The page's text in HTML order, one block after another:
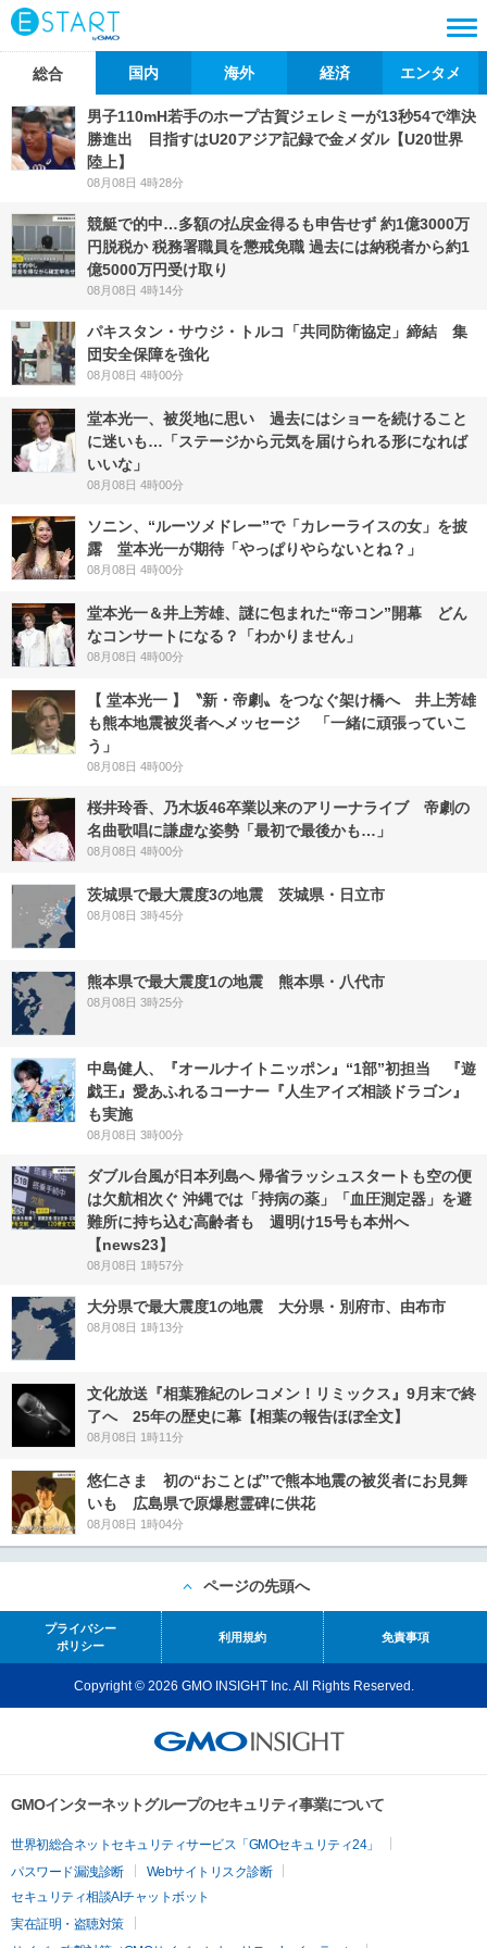
総合 国内 海外 経済 エンタメ
男子110mH若手のホープ古賀ジェレミーが13秒54で準決
勝進出 目指すはU20アジア記録で金メダル【U20世界
陸上】
08月08日 4時28分
競艇で的中…多額の払戻金得るも申告せず 約1億3000万
円脱税か 税務署職員を懲戒免職 過去には納税者から約1
億5000万円受け取り
08月08日 4時14分
パキスタン・サウジ・トルコ「共同防衛協定」締結 集
団安全保障を強化
08月08日 4時00分
堂本光一、被災地に思い 過去にはショーを続けること
に迷いも…「ステージから元気を届けられる形になれば
いいな」
08月08日 4時00分
ソニン、“ルーツメドレー”で「カレーライスの女」を披
露 堂本光一が期待「やっぱりやらないとね？」
08月08日 4時00分
堂本光一＆井上芳雄、謎に包まれた“帝コン”開幕 どん
なコンサートになる？「わかりません」
08月08日 4時00分
【 堂本光一 】〝新・帝劇〟をつなぐ架け橋へ 井上芳雄
も熊本地震被災者へメッセージ 「一緒に頑張っていこ
う」
08月08日 4時00分
桜井玲香、乃木坂46卒業以来のアリーナライブ 帝劇の
名曲歌唱に謙虚な姿勢「最初で最後かも…」
08月08日 4時00分
茨城県で最大震度3の地震 茨城県・日立市
08月08日 3時45分
熊本県で最大震度1の地震 熊本県・八代市
08月08日 3時25分
中島健人、『オールナイトニッポン』“1部”初担当 『遊
戯王』愛あふれるコーナー『人生アイズ相談ドラゴン』
も実施
08月08日 3時00分
ダブル台風が日本列島へ 帰省ラッシュスタートも空の便
は欠航相次ぐ 沖縄では「持病の薬」「血圧測定器」を避
難所に持ち込む高齢者も 週明け15号も本州へ
【news23】
08月08日 1時57分
大分県で最大震度1の地震 大分県・別府市、由布市
08月08日 1時13分
文化放送『相葉雅紀のレコメン！リミックス』9月末で終
了へ 25年の歴史に幕【相葉の報告ほぼ全文】
08月08日 1時11分
悠仁さま 初の“おことば”で熊本地震の被災者にお見舞
いも 広島県で原爆慰霊碑に供花
08月08日 1時04分
ページの先頭へ
プライバシー
ポリシー
利用規約 免責事項
Copyright © 2026 GMO INSIGHT Inc. All Rights Reserved.
GMOインターネットグループのセキュリティ事業について
世界初総合ネットセキュリティサービス「GMOセキュリティ24」
パスワード漏洩診断
Webサイトリスク診断
セキュリティ相談AIチャットボット
実在証明・盗聴対策